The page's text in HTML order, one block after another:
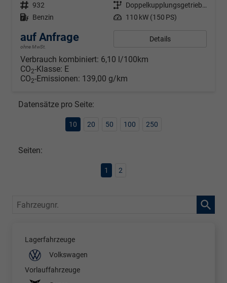
Fahrzeugnr. 932 Getriebe
Doppelkupplungsgetriebe (DSG)
Kraftstoff Benzin Leistung 110 kW (150 PS)
auf Anfrage
ohne MwSt.
Details
Verbrauch kombiniert: 6,10 l/100km
CO2-Klasse: E
CO2-Emissionen: 139,00 g/km
Datensätze pro Seite:
10 20 50 100 250
Seiten:
1 2
Fahrzeugnr.
Lagerfahrzeuge
Volkswagen
Vorlauffahrzeuge